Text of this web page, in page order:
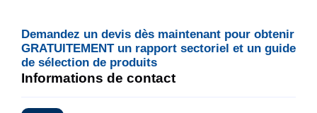
Demandez un devis dès maintenant pour obtenir
GRATUITEMENT un rapport sectoriel et un guide
de sélection de produits
Informations de contact